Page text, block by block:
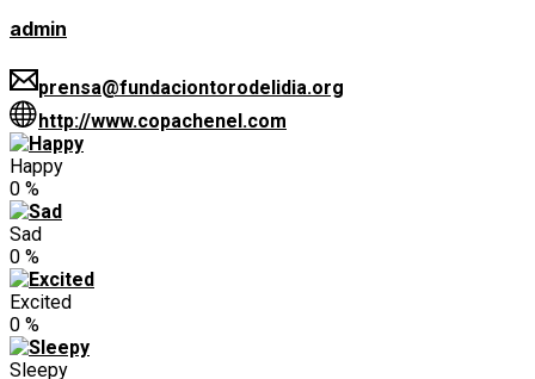
admin
prensa@fundaciontorodelidia.org
http://www.copachenel.com
Happy
0 %
Sad
0 %
Excited
0 %
Sleepy